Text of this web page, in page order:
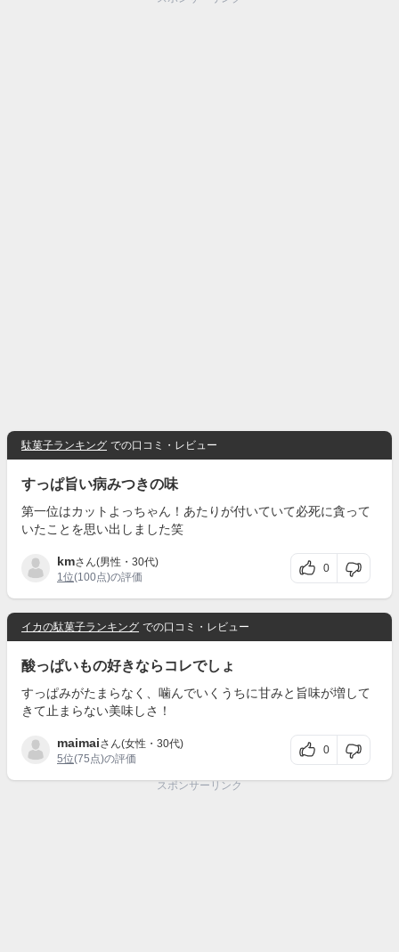
駄菓子ランキング での口コミ・レビュー
すっぱ旨い病みつきの味
第一位はカットよっちゃん！あたりが付いていて必死に貪って
いたことを思い出しました笑
kmさん(男性・30代)
1位(100点)の評価
0
イカの駄菓子ランキング での口コミ・レビュー
酸っぱいもの好きならコレでしょ
すっぱみがたまらなく、噛んでいくうちに甘みと旨味が増して
きて止まらない美味しさ！
maimaiさん(女性・30代)
5位(75点)の評価
0
スポンサーリンク